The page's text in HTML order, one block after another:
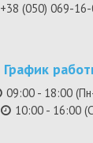
+38 (050) 069-
График
09:00 - 18:00
10:00 - 16:00